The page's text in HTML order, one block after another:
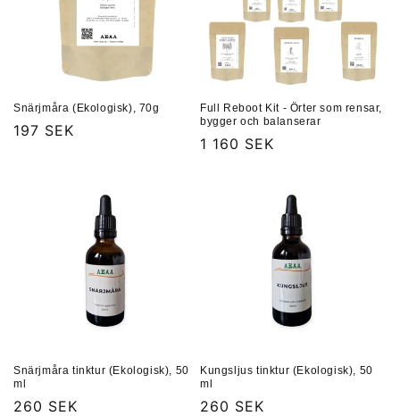
Snärjmåra (Ekologisk), 70g
Ordinarie
197 SEK
Full Reboot Kit - Örter som rensar,
bygger och balanserar
Ordinarie
1 160 SEK
Snärjmåra tinktur (Ekologisk), 50
ml
Ordinarie
260 SEK
Kungsljus tinktur (Ekologisk), 50
ml
Ordinarie
260 SEK